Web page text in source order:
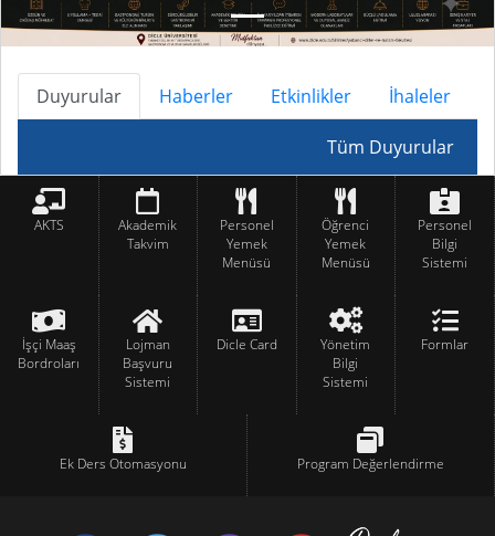
Duyurular Haberler Etkinlikler İhaleler
Tüm Duyurular
AKTS
Akademik
Takvim
Personel
Yemek
Menüsü
Öğrenci
Yemek
Menüsü
Personel
Bilgi
Sistemi
İşçi Maaş
Bordroları
Lojman
Başvuru
Sistemi
Dicle Card
Yönetim
Bilgi
Sistemi
Formlar
Ek Ders Otomasyonu Program Değerlendirme